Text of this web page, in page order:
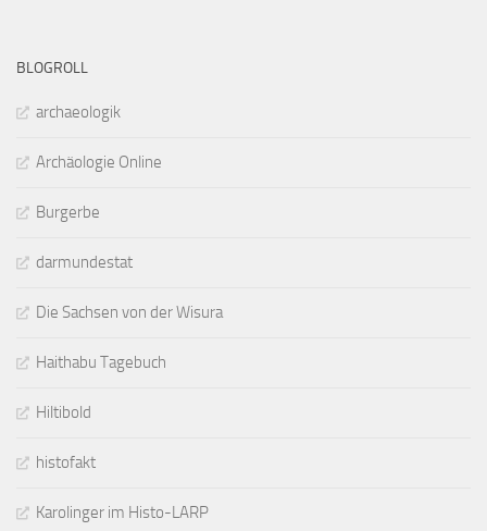
BLOGROLL
archaeologik
Archäologie Online
Burgerbe
darmundestat
Die Sachsen von der Wisura
Haithabu Tagebuch
Hiltibold
histofakt
Karolinger im Histo-LARP